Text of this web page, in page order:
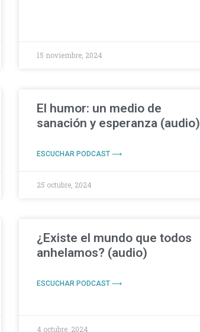
15 noviembre, 2024
El humor: un medio de
sanación y esperanza (audio)
ESCUCHAR PODCAST ⟶
25 octubre, 2024
¿Existe el mundo que todos
anhelamos? (audio)
ESCUCHAR PODCAST ⟶
4 octubre, 2024